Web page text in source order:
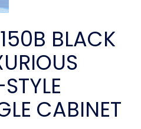
BLACK
CABINET